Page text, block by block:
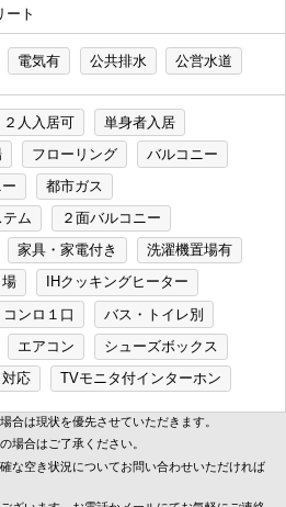
ート
電気有 公共排水 公営水道
２人入居可
単身者入居
フローリング
バルコニー
都市ガス
ム
２面バルコニー
家具・家電付き
洗濯機置場有
IHクッキングヒーター
コンロ１口
バス・トイレ別
エアコン
シューズボックス
応
TVモニタ付インターホン
合は現状を優先させていただきます。
場合はご了承ください。
な空き状況についてお問い合わせいただければ